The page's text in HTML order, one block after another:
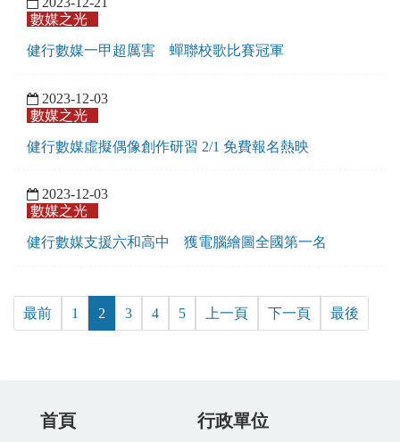
數媒之光
健行數媒一甲超厲害 蟬聯校歌比賽冠軍
2023-12-03
數媒之光
健行數媒虛擬偶像創作研習 2/1 免費報名熱映
2023-12-03
數媒之光
健行數媒支援六和高中 獲電腦繪圖全國第一名
最前 1 2 3 4 5 上一頁 下一頁 最後
首頁 行政單位